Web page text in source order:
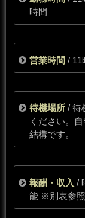
時間
営業時間 / 11
待機場所 / 待
ください。
結構です。
報酬・収入 /
能 ※別表参照